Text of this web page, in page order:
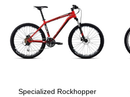
Specialized Rockhopper